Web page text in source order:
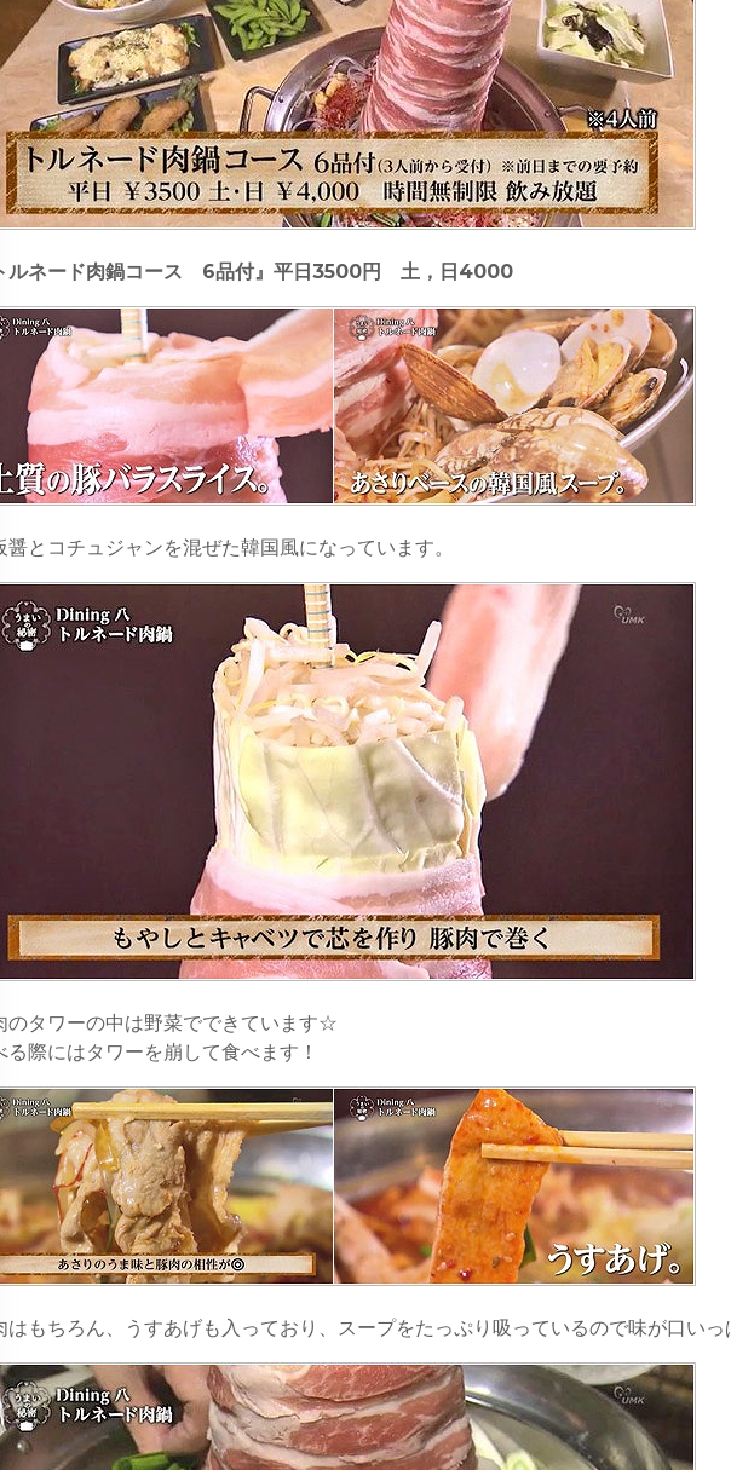
ルネード肉鍋コース 6品付』平日3500円 土，日4000
醤とコチュジャンを混ぜた韓国風になっています。
のタワーの中は野菜でできています☆
る際にはタワーを崩して食べます！
はもちろん、うすあげも入っており、スープをたっぷり吸っているので味が口いっ